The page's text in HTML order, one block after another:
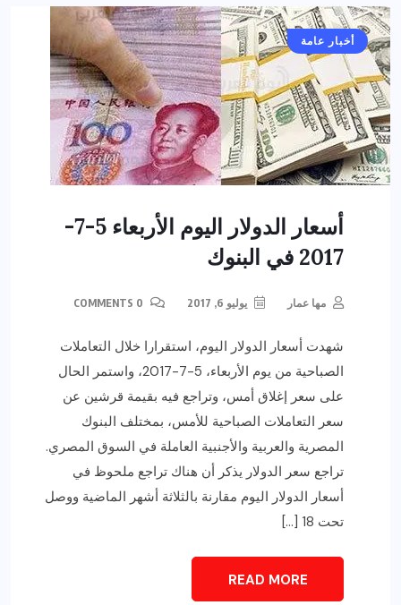
أخبار عامة
أسعار الدولار اليوم الأربعاء 5-7-
2017 في البنوك
مها عمار يوليو 6, 2017
شهدت أسعار الدولار اليوم، استقرارا خلال التعاملات
الصباحية من يوم الأربعاء، 5-7-2017، واستمر الحال
على سعر إغلاق أمس، وتراجع فيه بقيمة قرشين عن
سعر التعاملات الصباحية للأمس، بمختلف البنوك
المصرية والعربية والأجنبية العاملة في السوق المصري.
تراجع سعر الدولار يذكر أن هناك تراجع ملحوظ في
أسعار الدولار اليوم مقارنة بالثلاثة أشهر الماضية ووصل
تحت 18 […]
READ MORE